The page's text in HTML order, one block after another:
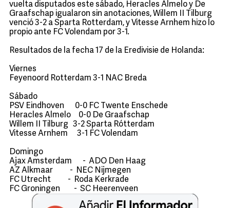
vuelta disputados este sábado, Heracles Almelo y De
Graafschap igualaron sin anotaciones, Willem II Tilburg
venció 3-2 a Sparta Rotterdam, y Vitesse Arnhem hizo lo
propio ante FC Volendam por 3-1.
Resultados de la fecha 17 de la Eredivisie de Holanda:
Viernes
Feyenoord Rotterdam 3-1 NAC Breda
Sábado
PSV Eindhoven 0-0 FC Twente Enschede
Heracles Almelo 0-0 De Graafschap
Willem II Tilburg 3-2 Sparta Rótterdam
Vitesse Arnhem 3-1 FC Volendam
Domingo
Ajax Amsterdam - ADO Den Haag
AZ Alkmaar - NEC Nijmegen
FC Utrecht - Roda Kerkrade
FC Groningen - SC Heerenveen